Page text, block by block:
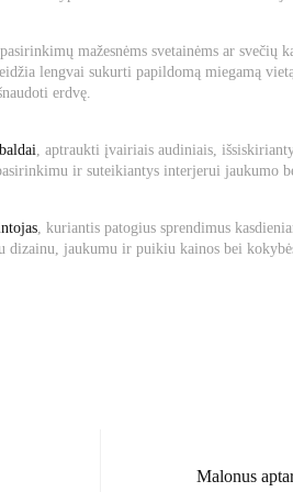
mažesnėms svetainėms ar svečių
lengvai sukurti papildomą miegamą
erdvę.
, aptraukti įvairiais audiniais,
ir suteikiantys interjerui jaukumo
, kuriantis patogius sprendimus
dizainu, jaukumu ir puikiu kainos bei
Malonus